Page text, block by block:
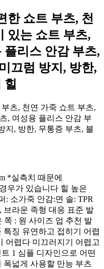
한 쇼트 부츠, 천
있는 쇼트 부츠,
플리스 안감 부츠,
끄럼 방지, 방한,
힐
*실측치 때문에
우가 있습니다 힐 높은
: 소가죽 안감:면 솔: TPR
브라운 족형 대응 표준 발
쪽 : 원 사이즈 업 추천 발
특징 유연하고 접히기 어렵
어렵다 미끄러지기 어렵고
1 심플 디자인으로 어떤
폭넓게 사용할 만능 부츠